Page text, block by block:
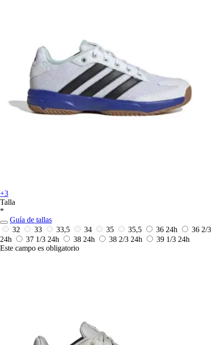
+3
Talla
*
Guía de tallas
32
33 33,5 34 35 35,5 36 24h
36 2/3
24h
37 1/3 24h 38 24h 38 2/3 24h 39 1/3 24h
Este campo es obligatorio